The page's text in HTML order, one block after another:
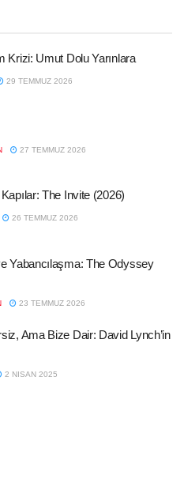
Krizi: Umut Dolu Yarınlara
29 TEMMUZ 2026
27 TEMMUZ 2026
The Invite (2026)
26 TEMMUZ 2026
Yabancılaşma: The Odyssey
23 TEMMUZ 2026
Ama Bize Dair: David Lynch’in
2 NISAN 2025